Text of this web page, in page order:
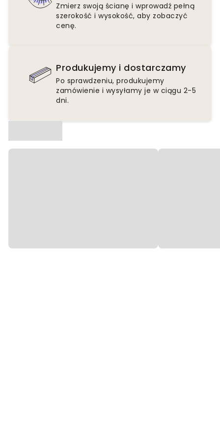
Zmierz swoją ścianę i wprowadź pełną
szerokość i wysokość, aby zobaczyć
cenę.
Produkujemy i dostarczamy
Po sprawdzeniu, produkujemy
zamówienie i wysyłamy je w ciągu 2-5
dni.